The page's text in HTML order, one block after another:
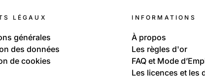
LÉGAUX
générales
des données
de cookies
INFORMATIONS
À propos
Les règles d'or
FAQ et Mode
Les licences et les